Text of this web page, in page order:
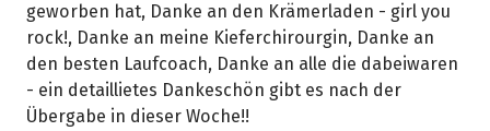
geworben hat, Danke an den Krämerladen - girl you
rock!, Danke an meine Kieferchirourgin, Danke an
den besten Laufcoach, Danke an alle die dabeiwaren
- ein detaillietes Dankeschön gibt es nach der
Übergabe in dieser Woche!!